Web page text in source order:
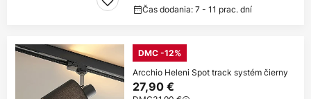
Čas dodania: 7 - 11 prac. dní
DMC -12%
Arcchio Heleni Spot track systém čierny
27,90 €